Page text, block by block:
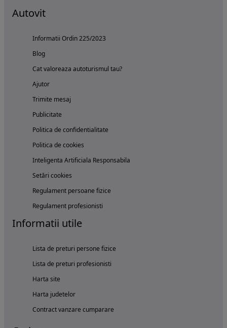
Autovit
Informatii Ordin 225/2023
Blog
Cat valoreaza autoturismul tau?
Ajutor
Trimite mesaj
Publicitate
Politica de confidentialitate
Politica de cookies
Inteligenta Artificiala Responsabila
Setări cookies
Regulament persoane fizice
Regulament profesionisti
Informatii utile
Lista de preturi persone fizice
Lista de preturi profesionisti
Harta site
Harta judetelor
Contract vanzare cumparare